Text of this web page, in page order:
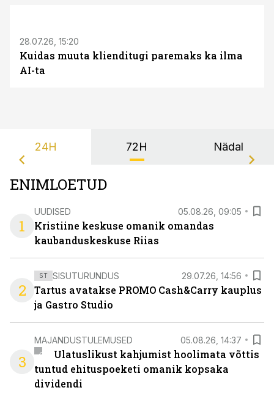
28.07.26, 15:20
Kuidas muuta klienditugi paremaks ka ilma
AI-ta
24H 72H Nädal
ENIMLOETUD
1
UUDISED 05.08.26, 09:05
Kristiine keskuse omanik omandas
kaubanduskeskuse Riias
2
ST SISUTURUNDUS 29.07.26, 14:56
Tartus avatakse PROMO Cash&Carry kauplus
ja Gastro Studio
3
MAJANDUSTULEMUSED 05.08.26, 14:37
Ulatuslikust kahjumist hoolimata võttis
tuntud ehituspoeketi omanik kopsaka
dividendi